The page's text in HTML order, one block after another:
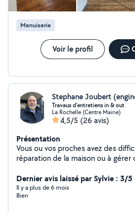
Menuiserie
Voir le profil
Stephane Joubert
Travaux d'entretiens in & out
La Rochelle (Centre Mairie)
4,5/5 (26 avis)
Présentation
Vous ou vos proches avez des
réparation de la maison ou à
pour vous aider. J'interviens jusqu'à
autour de La Rochelle 17000. Nos services sur mesure :
Jardinage et entretien de maison
Dernier avis laissé par Sylvie : 3/5
Il y a plus de 6 mois
Bien